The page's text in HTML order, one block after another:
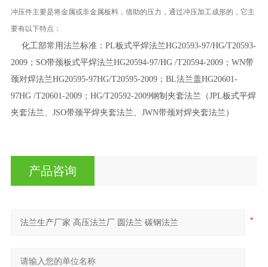
冲压件主要是将金属或非金属板料，借助的压力，通过冲压加工成形的，它主
要有以下特点：
化工部常用法兰标准：PL板式平焊法兰HG20593-97/HG/T20593-
2009；SO带颈板式平焊法兰HG20594-97/HG /T20594-2009；WN带
颈对焊法兰HG20595-97HG/T20595-2009；BL法兰盖HG20601-
97HG /T20601-2009；HG/T20592-2009钢制夹套法兰（JPL板式平焊
夹套法兰、JSO带颈平焊夹套法兰、JWN带颈对焊夹套法兰）
产品咨询